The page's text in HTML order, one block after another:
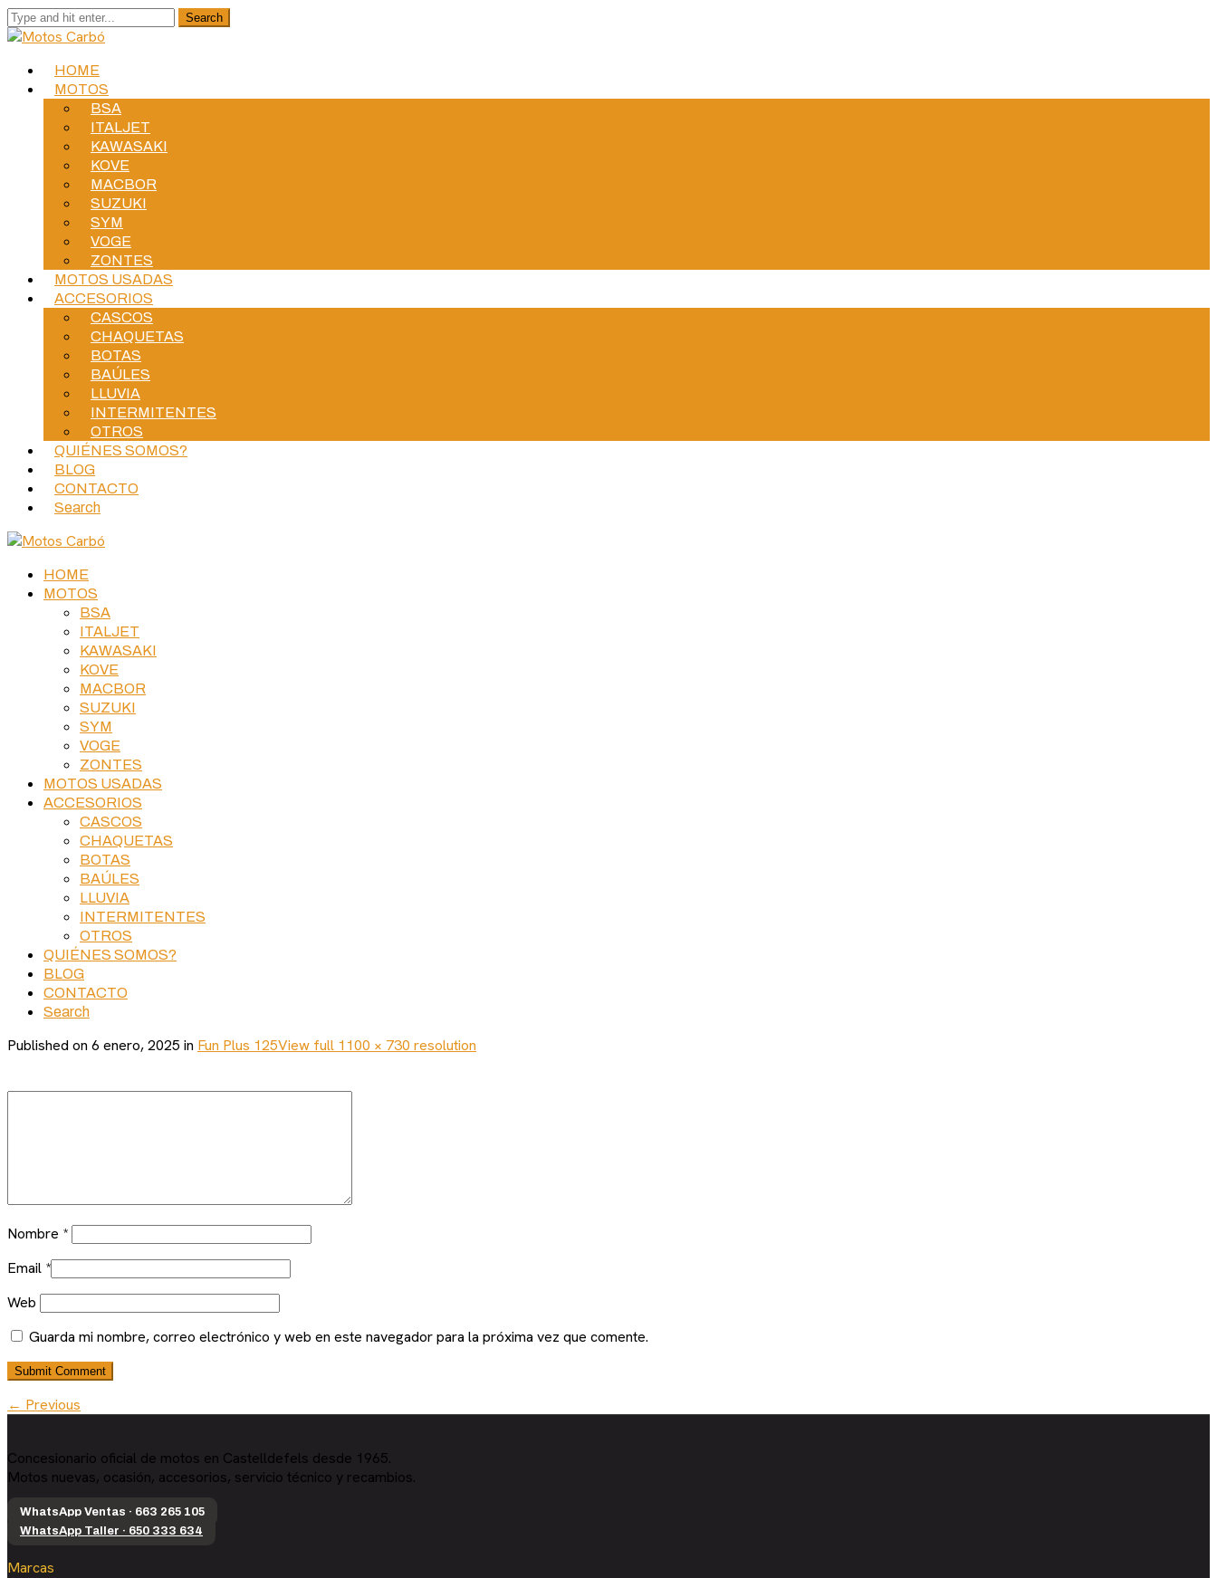
HOME
MOTOS
BSA
ITALJET
KAWASAKI
KOVE
MACBOR
SUZUKI
SYM
VOGE
ZONTES
MOTOS USADAS
ACCESORIOS
CASCOS
CHAQUETAS
BOTAS
BAÚLES
LLUVIA
INTERMITENTES
OTROS
QUIÉNES SOMOS?
BLOG
CONTACTO
Search
HOME
MOTOS
BSA
ITALJET
KAWASAKI
KOVE
MACBOR
SUZUKI
SYM
VOGE
ZONTES
MOTOS USADAS
ACCESORIOS
CASCOS
CHAQUETAS
BOTAS
BAÚLES
LLUVIA
INTERMITENTES
OTROS
QUIÉNES SOMOS?
BLOG
CONTACTO
Search
Published on 6 enero, 2025 in Fun Plus 125View full 1100 × 730 resolution
Nombre *
Email *
Web
Guarda mi nombre, correo electrónico y web en este navegador para la próxima vez que comente.
← Previous
Concesionario oficial de motos en Castelldefels desde 1965.
Motos nuevas, ocasión, accesorios, servicio técnico y recambios.
WhatsApp Ventas · 663 265 105
WhatsApp Taller · 650 333 634
Marcas